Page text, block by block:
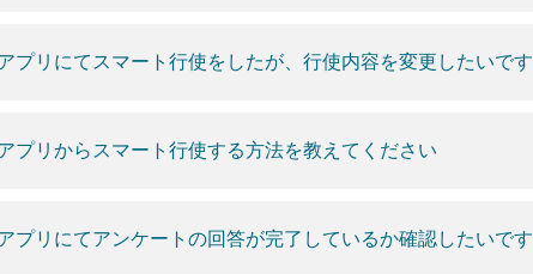
プリにてスマート行使をしたが、行使内容を変更したいです
プリからスマート行使する方法を教えてください
プリにてアンケートの回答が完了しているか確認したいです